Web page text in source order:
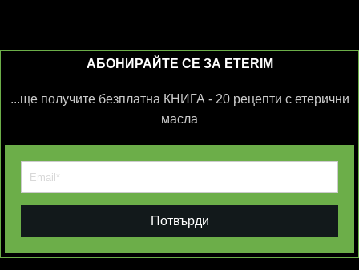
АБОНИРАЙТЕ СЕ ЗА ETERIM
...ще получите безплатна КНИГА - 20 рецепти с етерични
масла
Потвърди